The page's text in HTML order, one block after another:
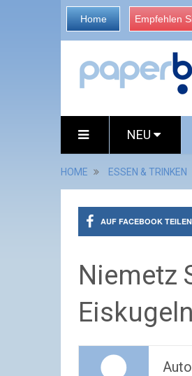
Home Empfehlen
NEU
HOME ESSEN & TRINKEN
AUF FACEBOOK TEILEN
Niemetz
Eiskugeln